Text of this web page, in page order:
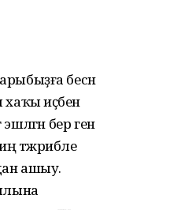
бесән
хаҡы иҫәбенә
бер генә
тәжрибәле
ашыу.